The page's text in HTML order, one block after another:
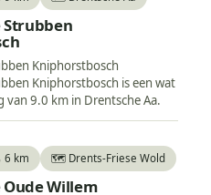
Kniphorstbosch
Kniphorstbosch is een wat
van 9.0 km in Drentsche Aa.
6 km 🗺️ Drents-Friese Wold
Willem